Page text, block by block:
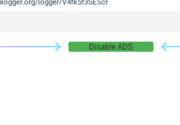
logger/V4fk5f3SEScr
Disable ADS